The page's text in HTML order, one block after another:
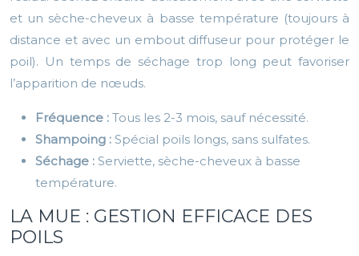
et un sèche-cheveux à basse température (toujours à
distance et avec un embout diffuseur pour protéger le
poil). Un temps de séchage trop long peut favoriser
l’apparition de nœuds.
Fréquence : Tous les 2-3 mois, sauf nécessité.
Shampoing : Spécial poils longs, sans sulfates.
Séchage : Serviette, sèche-cheveux à basse
température.
LA MUE : GESTION EFFICACE DES
POILS